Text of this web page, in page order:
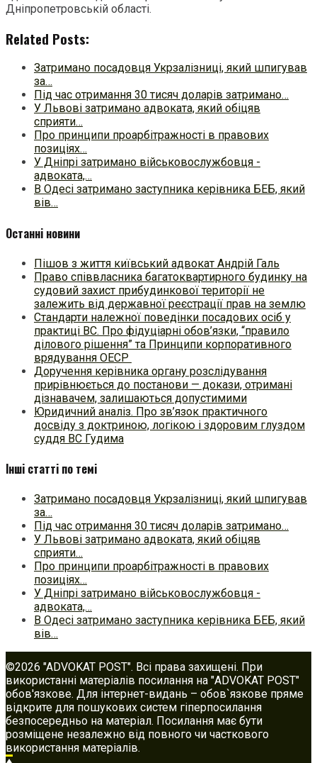
Дніпропетровській області.
Related Posts:
Затримано посадовця Укрзалізниці, який шпигував
за…
Під час отримання 30 тисяч доларів затримано…
У Львові затримано адвоката, який обіцяв
сприяти…
Про принципи проарбітражності в правових
позиціях…
У Дніпрі затримано військовослужбовця -
адвоката,…
В Одесі затримано заступника керівника БЕБ, який
вів…
Останні новини
Пішов з життя київський адвокат Андрій Галь
Право співвласника багатоквартирного будинку на
судовий захист прибудинкової території не
залежить від державної реєстрації прав на землю
Стандарти належної поведінки посадових осіб у
практиці ВC. Про фідуціарні обов’язки, “правило
ділового рішення” та Принципи корпоративного
врядування ОЕСР
Доручення керівника органу розслідування
прирівнюється до постанови — докази, отримані
дізнавачем, залишаються допустимими
Юридичний аналіз. Про зв’язок практичного
досвіду з доктриною, логікою і здоровим глуздом
суддя ВС Гудима
Інші статті по темі
Затримано посадовця Укрзалізниці, який шпигував
за…
Під час отримання 30 тисяч доларів затримано…
У Львові затримано адвоката, який обіцяв
сприяти…
Про принципи проарбітражності в правових
позиціях…
У Дніпрі затримано військовослужбовця -
адвоката,…
В Одесі затримано заступника керівника БЕБ, який
вів…
©2026 "ADVOKAT POST". Всі права захищені. При
використанні матеріалів посилання на "ADVOKAT POST"
обов'язкове. Для інтернет-видань – обов`язкове пряме
відкрите для пошукових систем гіперпосилання
безпосередньо на матеріал. Посилання має бути
розміщене незалежно від повного чи часткового
використання матеріалів.